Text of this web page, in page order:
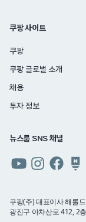
쿠팡 사이트
쿠팡
쿠팡 글로벌 소개
채용
투자 정보
뉴스룸 SNS 채널
유튜브인스타그램
페이스북네이버
블로그
쿠팡(주) 대표이사 해롤
광진구 아차산로 412, 2